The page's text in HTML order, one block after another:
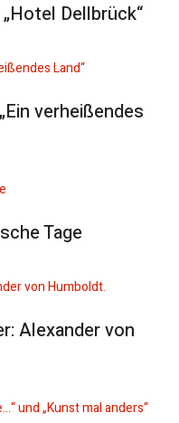
Dellbrück“
verheißendes
Tage
Alexander von